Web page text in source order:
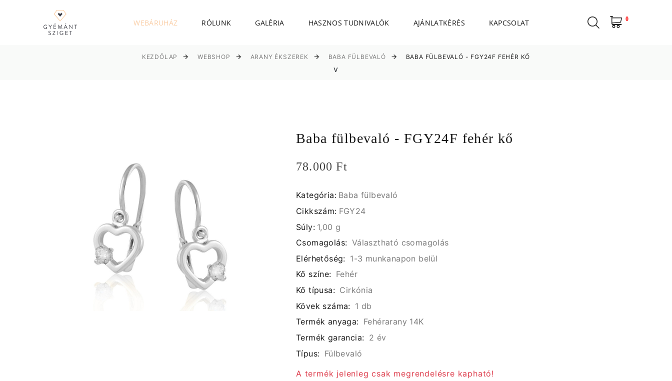
WEBÁRUHÁZ RÓLUNK GALÉRIA HASZNOS TUDNIVALÓK AJÁNLATKÉRÉS KAPCSOLAT 0
KEZDŐLAP WEBSHOP ARANY ÉKSZEREK BABA FÜLBEVALÓ BABA FÜLBEVALÓ - FGY24F FEHÉR KŐ
v
Baba fülbevaló - FGY24F fehér kő
78.000 Ft
Kategória: Baba fülbevaló
Cikkszám: FGY24
Súly: 1,00 g
Csomagolás: Választható csomagolás
Elérhetőség: 1-3 munkanapon belül
Kő színe: Fehér
Kő típusa: Cirkónia
Kövek száma: 1 db
Termék anyaga: Fehérarany 14K
Termék garancia: 2 év
Típus: Fülbevaló
A termék jelenleg csak megrendelésre kapható!